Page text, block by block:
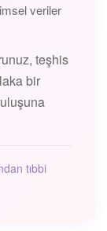
veriler
teşhis
bir
tıbbi